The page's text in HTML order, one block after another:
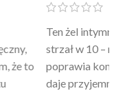
intymny to był
w 10 – nie tylko
komfort, ale też
uczucie